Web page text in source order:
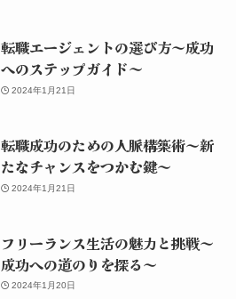
転職エージェントの選び方～成功
へのステップガイド～
2024年1月21日
転職成功のための人脈構築術～新
たなチャンスをつかむ鍵～
2024年1月21日
フリーランス生活の魅力と挑戦～
成功への道のりを探る～
2024年1月20日